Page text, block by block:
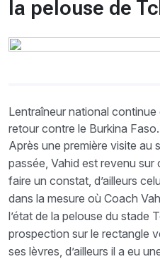
la pelouse de
Lentraîneur national
retour contre le Burkina Faso.
Après une première visite au
passée, Vahid est revenu
faire un constat, d’ailleurs
dans la mesure où Coach
l’état de la pelouse du stade
prospection sur le rectangle
ses lèvres, d’ailleurs il a eu